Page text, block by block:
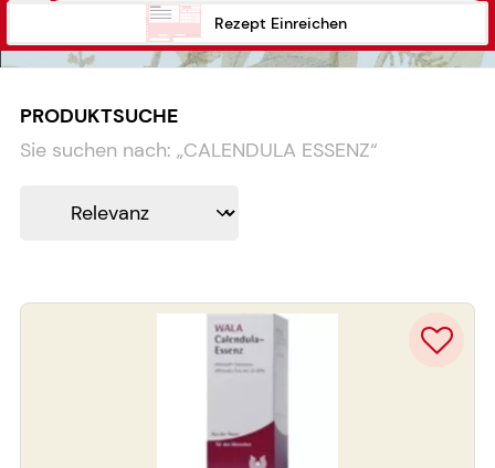
Rezept Einreichen
PRODUKTSUCHE
Sie suchen nach: „CALENDULA ESSENZ“